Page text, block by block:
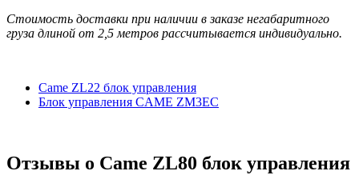
Стоимость доставки при наличии в заказе негабаритного
груза длиной от 2,5 метров рассчитывается индивидуально.
Came ZL22 блок управления
Блок управления CAME ZM3EC
Отзывы о Came ZL80 блок управления